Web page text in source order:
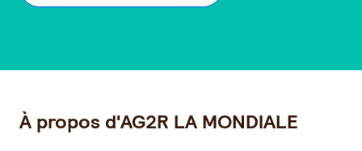
À propos d'AG2R LA MONDIALE